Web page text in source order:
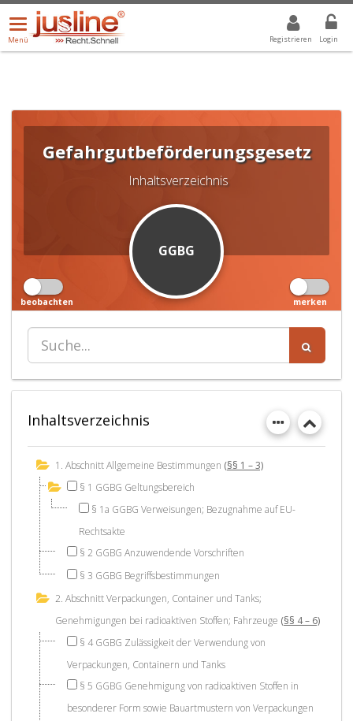
Registrieren Login
Menü
öffnen/schließen
Menü
ALLE DROPDOWN: GEWÄHLTER WERT IST ALLE
Gefahrgutbeförderungsgesetz
Inhaltsverzeichnis
GGBG
beobachten merken
Inhaltsverzeichnis
1. Abschnitt Allgemeine Bestimmungen (§§ 1 – 3)
§ 1 GGBG Geltungsbereich
§ 1a GGBG Verweisungen; Bezugnahme auf EU-
Rechtsakte
§ 2 GGBG Anzuwendende Vorschriften
§ 3 GGBG Begriffsbestimmungen
2. Abschnitt Verpackungen, Container und Tanks;
Genehmigungen bei radioaktiven Stoffen; Fahrzeuge (§§ 4 – 6)
§ 4 GGBG Zulässigkeit der Verwendung von
Verpackungen, Containern und Tanks
§ 5 GGBG Genehmigung von radioaktiven Stoffen in
besonderer Form sowie Bauartmustern von Verpackungen